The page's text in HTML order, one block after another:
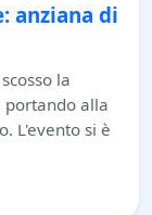
anziana di
la
portando alla
L'evento si è